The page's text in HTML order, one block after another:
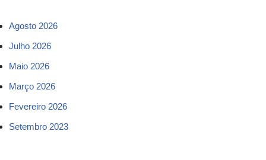
Agosto 2026
Julho 2026
Maio 2026
Março 2026
Fevereiro 2026
Setembro 2023